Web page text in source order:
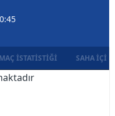
MAÇ İSTATISTIĞI SAHA İÇI